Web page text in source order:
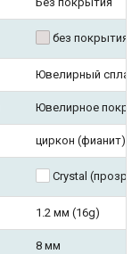
без покрытия
Ювелирный сплав
Ювелирное
циркон (фианит)
Crystal
1.2 мм (16g)
8 мм